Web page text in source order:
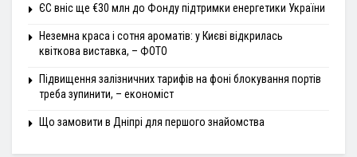
ЄС вніс ще €30 млн до Фонду підтримки енергетики України
Неземна краса і сотня ароматів: у Києві відкрилась
квіткова виставка, – ФОТО
Підвищення залізничних тарифів на фоні блокування портів
треба зупинити, – економіст
Що замовити в Дніпрі для першого знайомства